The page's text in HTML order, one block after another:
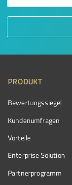
PRODUKT
Bewertungssiegel
Kundenumfragen
Vorteile
Enterprise Solution
Partnerprogramm